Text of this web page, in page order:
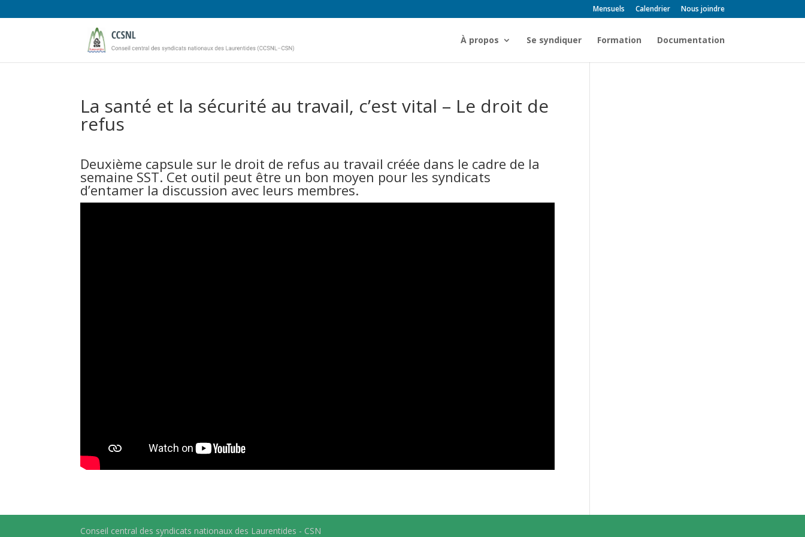
Mensuels Calendrier Nous joindre
À propos Se syndiquer Formation Documentation
La santé et la sécurité au travail, c’est vital – Le droit de
refus
Deuxième capsule sur le droit de refus au travail créée dans le cadre de la
semaine SST. Cet outil peut être un bon moyen pour les syndicats
d’entamer la discussion avec leurs membres.
Conseil central des syndicats nationaux des Laurentides - CSN